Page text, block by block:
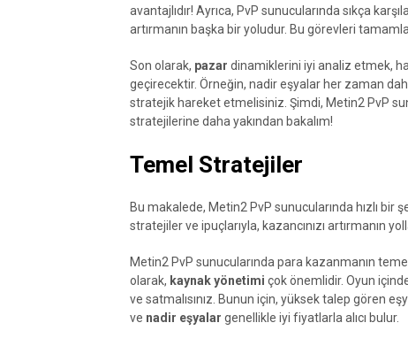
avantajlıdır! Ayrıca, PvP sunucularında sıkça
artırmanın başka bir yoludur. Bu görevleri
Son olarak, pazar dinamiklerini iyi analiz etmek,
geçirecektir. Örneğin, nadir eşyalar her zaman
stratejik hareket etmelisiniz. Şimdi, Metin2 PvP
stratejilerine daha yakından bakalım!
Temel Stratejiler
Bu makalede, Metin2 PvP sunucularında hızlı bir
stratejiler ve ipuçlarıyla, kazancınızı artırmanın
Metin2 PvP sunucularında para kazanmanın
olarak, kaynak yönetimi çok önemlidir. Oyun
ve satmalısınız. Bunun için, yüksek talep gören
ve nadir eşyalar genellikle iyi fiyatlarla alıcı bulur.